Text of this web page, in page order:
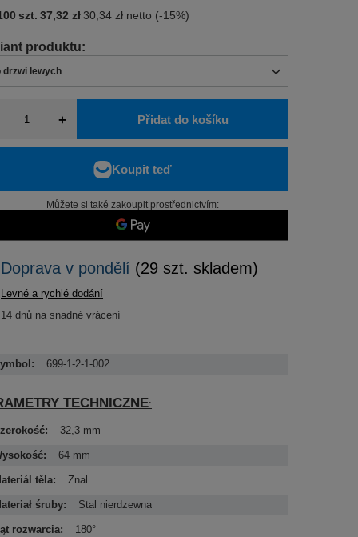
drzwi lewych
+ Přidat do košíku
Můžete si také zakoupit prostřednictvím:
szt. 37,32 zł30,34 zł netto (-15%)
Dopravav pondělí (29 szt. skladem)
Levné a rychlé dodání
14 dnů na snadné vrácení
699-1-2-1-002
TECHNICZNE
32,3 mm
64 mm
těla Znal
śruby Stal nierdzewna
rozwarcia 180°